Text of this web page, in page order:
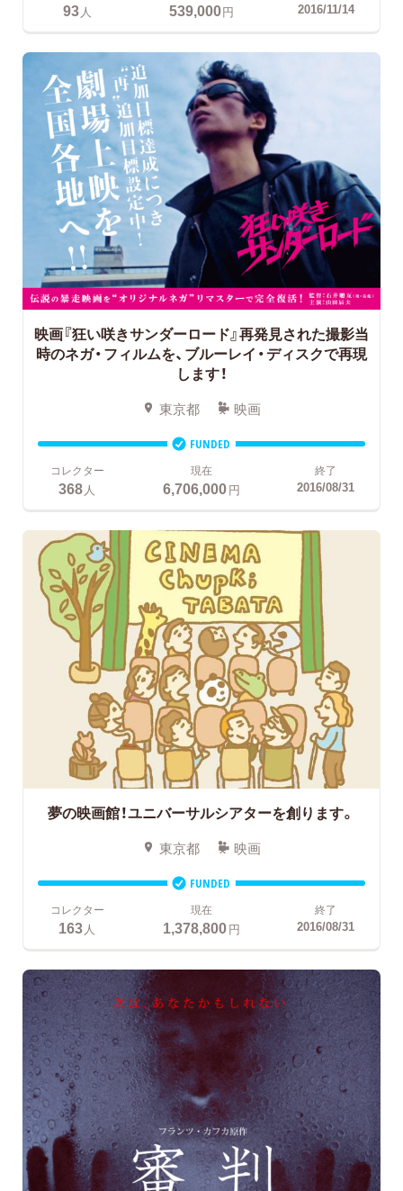
93人 539,000円 2016/11/14
映画『狂い咲きサンダーロード』再発見された撮影当
時のネガ・フィルムを、ブルーレイ・ディスクで再現
します！
東京都 映画
FUNDED
コレクター
368人
現在
6,706,000円
終了
2016/08/31
夢の映画館！ユニバーサルシアターを創ります。
東京都 映画
FUNDED
コレクター
163人
現在
1,378,800円
終了
2016/08/31